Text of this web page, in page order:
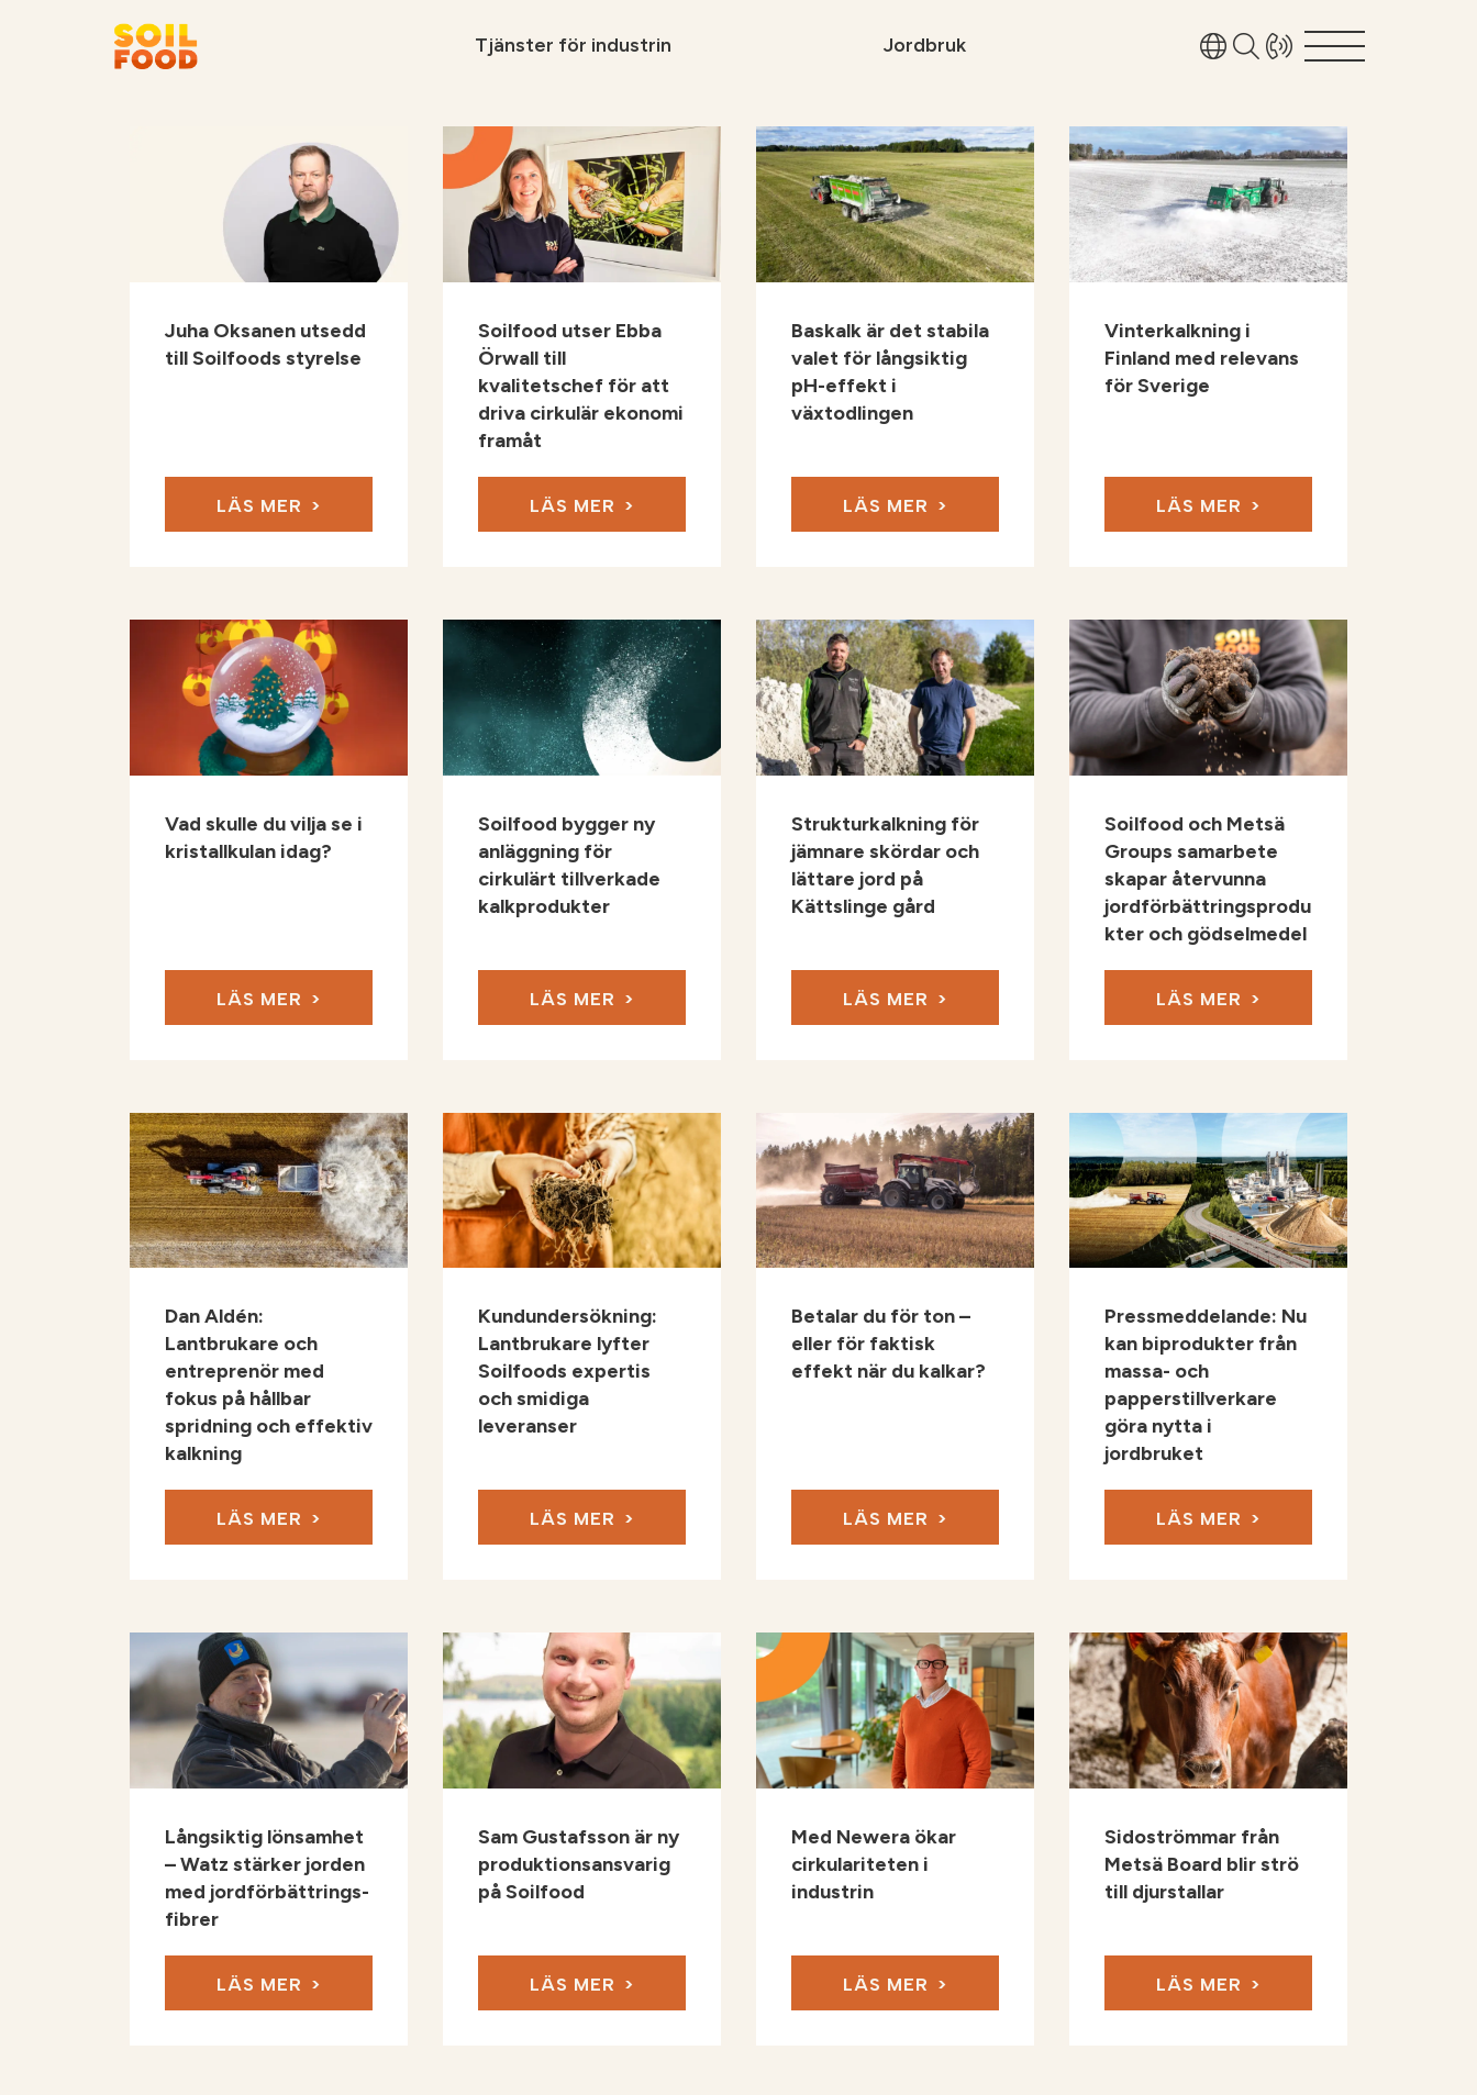
Tjänster för industrin Jordbruk
skogsindustrin
Tjänster för industrin Toggle
Varför Soilfood? Toggle
Kontakt
Juha Oksanen utsedd
till Soilfoods styrelse
LÄS MER
Soilfood utser Ebba
Örwall till
kvalitetschef för att
driva cirkulär ekonomi
framåt
LÄS MER
Baskalk är det stabila
valet för långsiktig
pH-effekt i
växtodlingen
LÄS MER
Vinterkalkning i
Finland med relevans
för Sverige
LÄS MER
Vad skulle du vilja se i
kristallkulan idag?
LÄS MER
Soilfood bygger ny
anläggning för
cirkulärt tillverkade
kalkprodukter
LÄS MER
Strukturkalkning för
jämnare skördar och
lättare jord på
Kättslinge gård
LÄS MER
Soilfood och Metsä
Groups samarbete
skapar återvunna
jordförbättringsprodu
kter och gödselmedel
LÄS MER
Dan Aldén:
Lantbrukare och
entreprenör med
fokus på hållbar
spridning och effektiv
kalkning
LÄS MER
Kundundersökning:
Lantbrukare lyfter
Soilfoods expertis
och smidiga
leveranser
LÄS MER
Betalar du för ton –
eller för faktisk
effekt när du kalkar?
LÄS MER
Pressmeddelande: Nu
kan biprodukter från
massa- och
papperstillverkare
göra nytta i
jordbruket
LÄS MER
Långsiktig lönsamhet
– Watz stärker jorden
med jordförbättrings­­­­­
fibrer
LÄS MER
Sam Gustafsson är ny
produktionsansvarig
på Soilfood
LÄS MER
Med Newera ökar
cirkulariteten i
industrin
LÄS MER
Sidoströmmar från
Metsä Board blir strö
till djurstallar
LÄS MER